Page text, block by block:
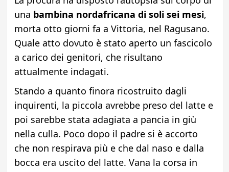
una bambina nordafricana di soli sei mesi,
morta otto giorni fa a Vittoria, nel Ragusano.
Quale atto dovuto è stato aperto un fascicolo
a carico dei genitori, che risultano
attualmente indagati.
Stando a quanto finora ricostruito dagli
inquirenti, la piccola avrebbe preso del latte e
poi sarebbe stata adagiata a pancia in giù
nella culla. Poco dopo il padre si è accorto
che non respirava più e che dal naso e dalla
bocca era uscito del latte. Vana la corsa in